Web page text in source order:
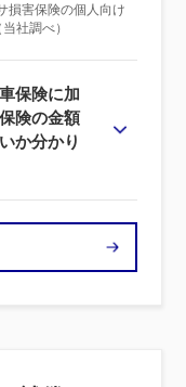
損害保険の個人向け
社調べ）
保険に加
険の金額
か分かり